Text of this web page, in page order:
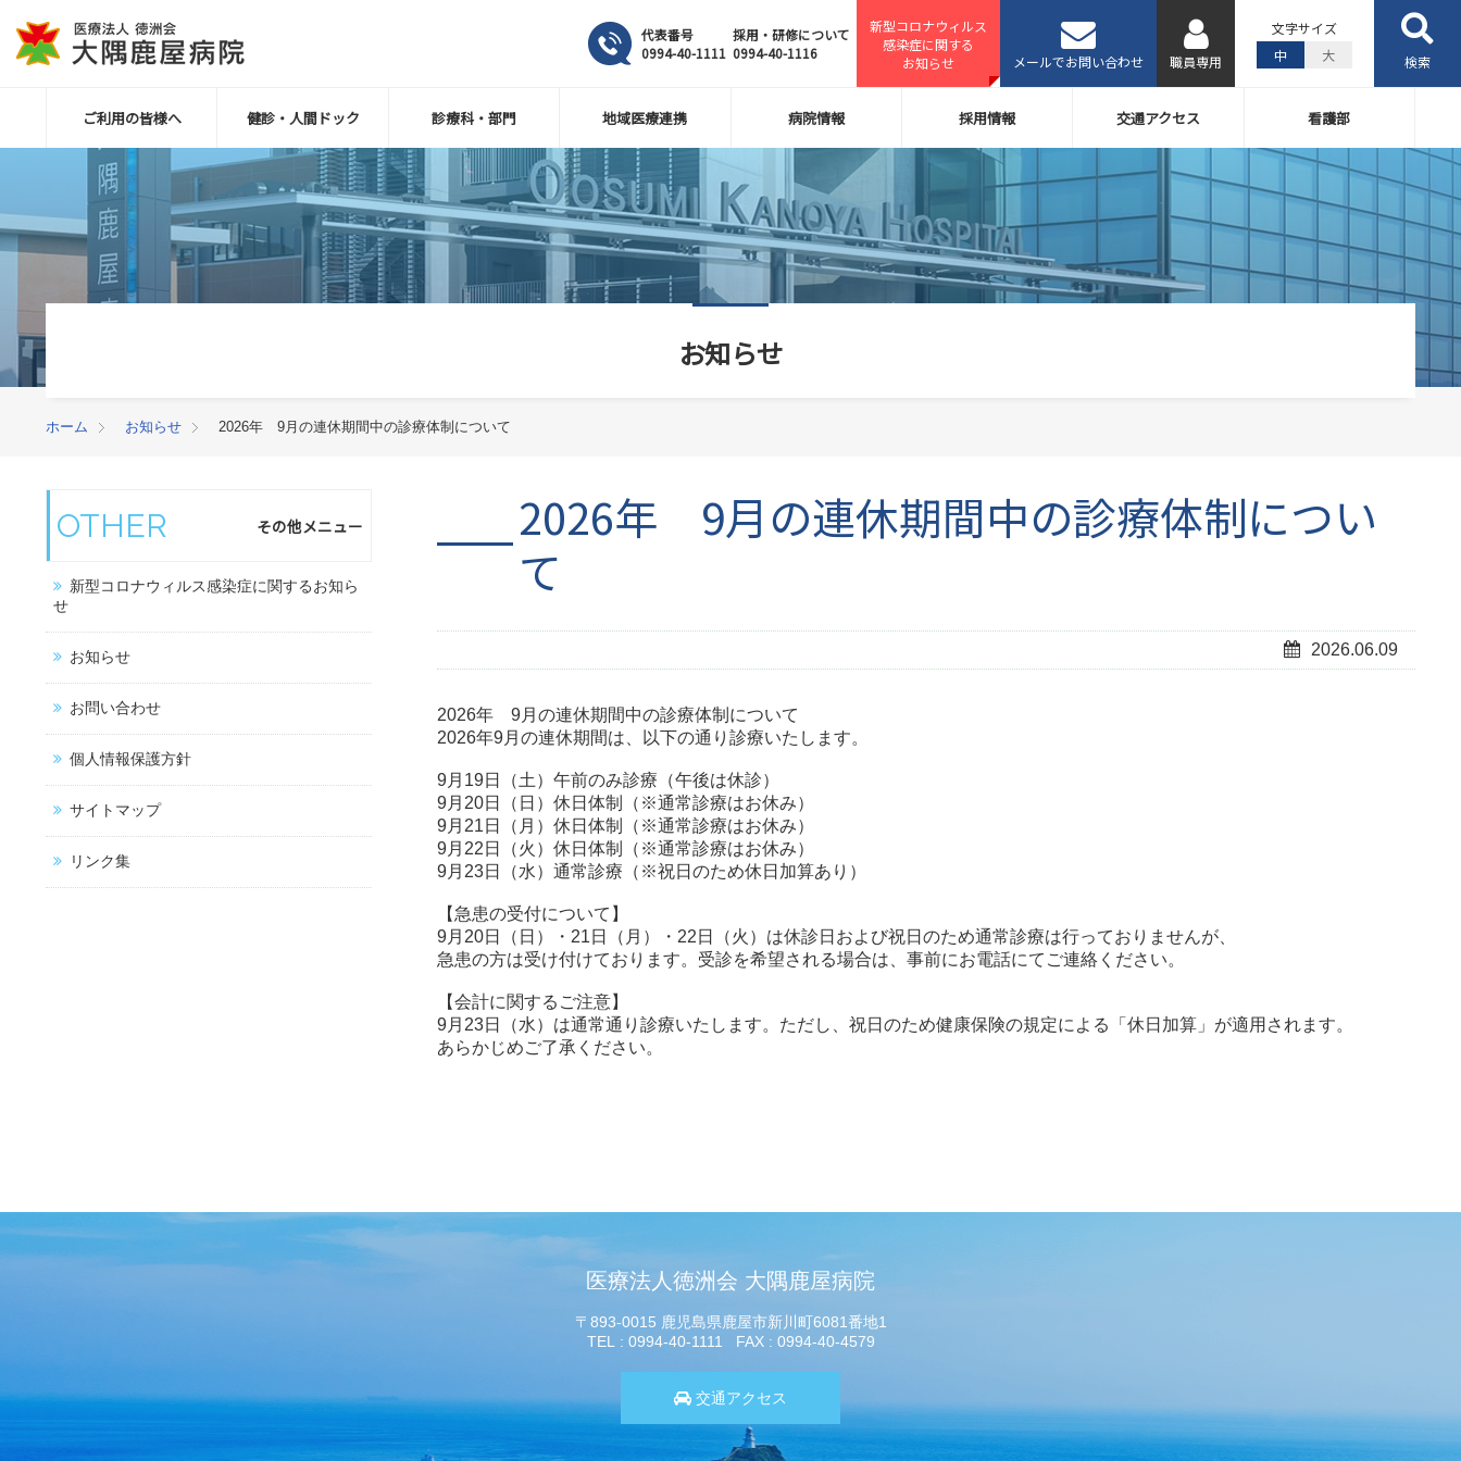
代表番号
0994-40-1111
採用・研修について
0994-40-1116
新型コロナウィルス
感染症に関する
お知らせ
メールでお問い合わせ 職員専用
文字サイズ
中
大 検索
ご利用の皆様へ 健診・人間ドック 診療科・部門 地域医療連携 病院情報 採用情報 交通アクセス 看護部
お知らせ
ホーム お知らせ 2026年 9月の連休期間中の診療体制について
2026年 9月の連休期間中の診療体制につい
て
2026.06.09
2026年 9月の連休期間中の診療体制について
2026年9月の連休期間は、以下の通り診療いたします。
9月19日（土）午前のみ診療（午後は休診）
9月20日（日）休日体制（※通常診療はお休み）
9月21日（月）休日体制（※通常診療はお休み）
9月22日（火）休日体制（※通常診療はお休み）
9月23日（水）通常診療（※祝日のため休日加算あり）
【急患の受付について】
9月20日（日）・21日（月）・22日（火）は休診日および祝日のため通常診療は行っておりませんが、
急患の方は受け付けております。受診を希望される場合は、事前にお電話にてご連絡ください。
【会計に関するご注意】
9月23日（水）は通常通り診療いたします。ただし、祝日のため健康保険の規定による「休日加算」が適用されます。
あらかじめご了承ください。
OTHER その他メニュー
新型コロナウィルス感染症に関するお知ら
せ
お知らせ
お問い合わせ
個人情報保護方針
サイトマップ
リンク集
医療法人徳洲会 大隅鹿屋病院
〒893-0015 鹿児島県鹿屋市新川町6081番地1
TEL
0994-40-1111 FAX 0994-40-4579
交通アクセス